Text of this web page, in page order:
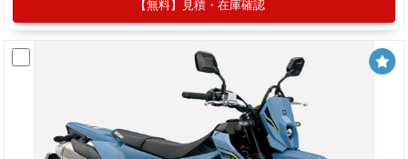
【無料】見積・在庫確認